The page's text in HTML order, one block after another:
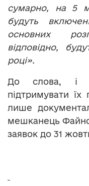
сумарно, на 5
будуть
основних
відповідно,
році».
До слова, і
підтримувати
лише
мешканець
заявок до 31